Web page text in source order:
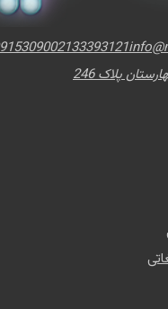
02133393121
پلاک 246